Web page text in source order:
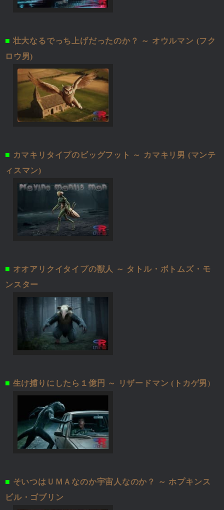
■ 壮大なるでっち上げだったのか？ ～ オウルマン (フク
ロウ男)
■ カマキリタイプのビッグフット ～ カマキリ男 (マンテ
ィスマン)
■ オオアリクイタイプの獣人 ～ タトル・ボトムズ・モ
ンスター
■ 生け捕りにしたら１億円 ～ リザードマン (トカゲ男)
■ そいつはＵＭＡなのか宇宙人なのか？ ～ ホプキンス
ビル・ゴブリン